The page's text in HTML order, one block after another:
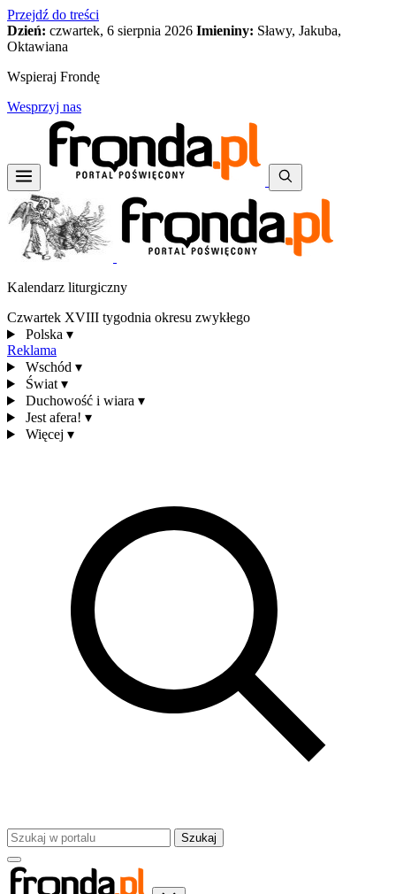
Przejdź do treści
Dzień: czwartek, 6 sierpnia 2026 Imieniny: Sławy, Jakuba,
Oktawiana
Wspieraj Frondę
Wesprzyj nas
Kalendarz liturgiczny
Czwartek XVIII tygodnia okresu zwykłego
Polska ▾
Reklama
Wschód ▾
Świat ▾
Duchowość i wiara ▾
Jest afera! ▾
Więcej ▾
Szukaj